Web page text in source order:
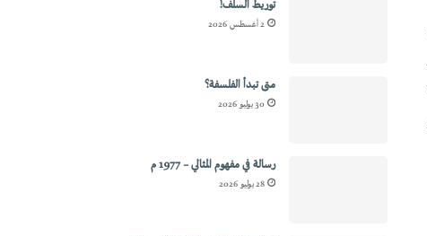
توريط السلف!
2 أغسطس 2026
متى تبدأ الفلسفة؟
30 يوليو 2026
رسالة في مفهوم المثالي – 1977 م
28 يوليو 2026